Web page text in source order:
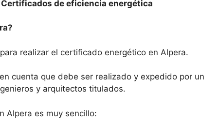
Certificados de eficiencia energética
realizar el certificado energético en Alpera.
cuenta que debe ser realizado y expedido por un
y arquitectos titulados.
Alpera es muy sencillo: